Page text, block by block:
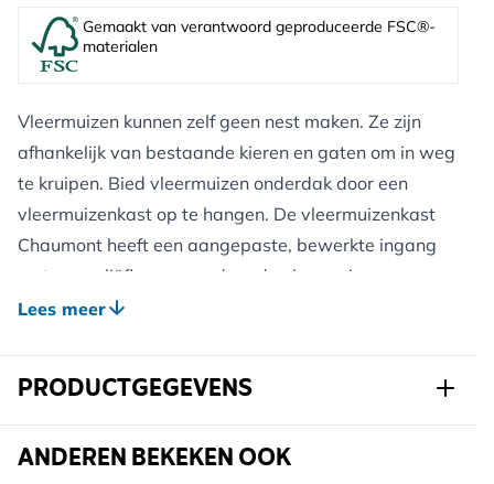
Gemaakt van verantwoord geproduceerde FSC®-
materialen
Vleermuizen kunnen zelf geen nest maken. Ze zijn
afhankelijk van bestaande kieren en gaten om in weg
te kruipen. Bied vleermuizen onderdak door een
vleermuizenkast op te hangen. De vleermuizenkast
Chaumont heeft een aangepaste, bewerkte ingang
met een reliëflaag waardoor de vleermuizen
makkelijk binnen komen. Het hout van deze
Lees meer
PRODUCTGEGEVENS
Art.nr. 914790119
ANDEREN BEKEKEN OOK